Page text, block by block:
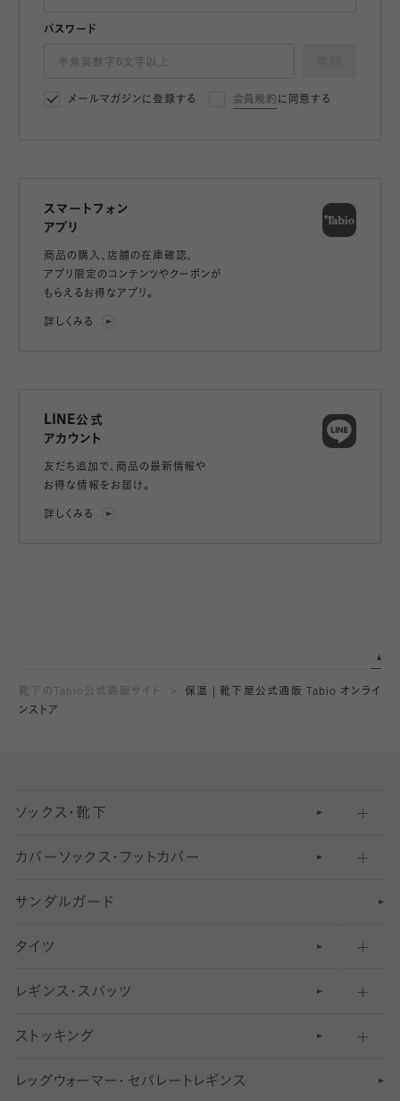
パスワード
メールマガジンに登録する 会員規約 に同意する
スマートフォン
アプリ
商品の購入、店舗の在庫確認、
アプリ限定のコンテンツやクーポンが
もらえるお得なアプリ。
詳しくみる
LINE公式
アカウント
友だち追加で、 商品の最新情報や
お得な情報をお届け。
詳しくみる
靴下のTabio公式通販サイト
保温 | 靴下屋公式通販 Tabio オンライ
ンストア
ソックス・靴下
五本指ソックス・靴下
足袋ソックス・靴下
無地・プレーンソックス・靴下
柄ソックス・靴下
スニーカー（くるぶし）用ソックス
アンクル・ショートソックス（くるぶし上）
カバーソックス・フットカバー
フットカバー・カバーソックス（深め）
フットカバー・カバーソックス（ふつう）
フットカバー・カバーソックス（浅め）
サンダルガード
タイツ
30デニール以下のタイツ（薄手タイツ）
31〜40デニールタイツ
41〜60デニールタイツ
レギンス・スパッツ
柄レギンス
無地レギンス
ストッキング
伝線しにくいストッキング
レッ グ ウォー マー ・ セパレー ト レ ギンス